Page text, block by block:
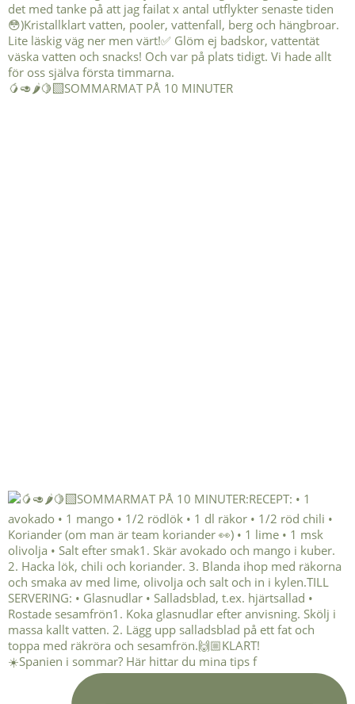
🥭🥑🌶️🍋‍🟩SOMMARMAT PÅ 10 MINUTER
☀️Spanien i sommar? Här hittar du mina tips f